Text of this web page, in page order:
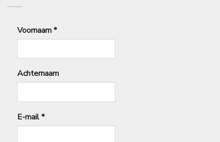
Voornaam*
Achternaam
E-mail*